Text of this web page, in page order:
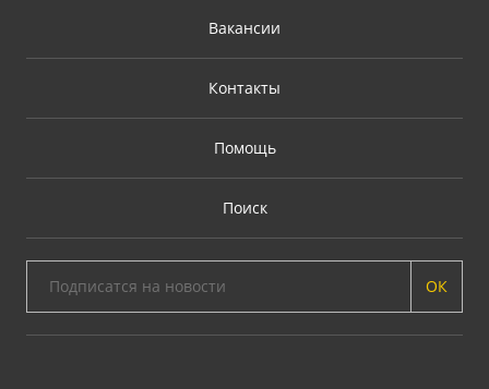
Вакансии
Контакты
Помощь
Поиск
ОК